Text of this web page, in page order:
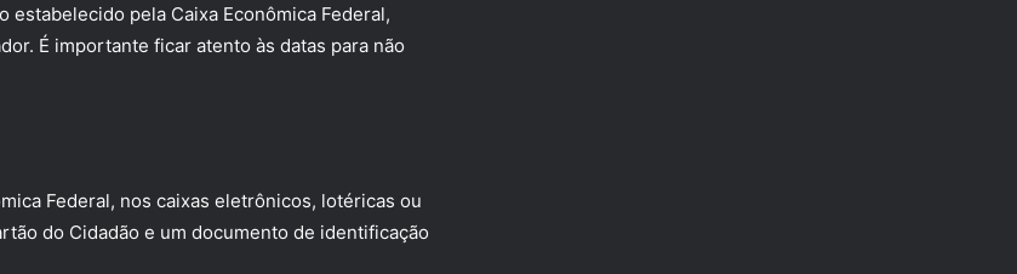
estabelecido pela Caixa Econômica Federal,
É importante ficar atento às datas para não
Federal, nos caixas eletrônicos, lotéricas ou
do Cidadão e um documento de identificação